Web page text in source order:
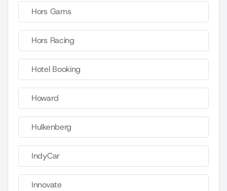
Hors Gams
Hors Racing
Hotel Booking
Howard
Hulkenberg
IndyCar
Innovate